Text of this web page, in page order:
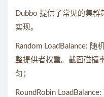
Dubbo 提供了常见的集
实现。
Random LoadBalance: 随
整提供者权重。截面碰撞
匀；
RoundRobin